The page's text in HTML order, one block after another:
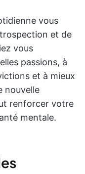
vous
et de
vous
passions, à
et à mieux
nouvelle
renforcer votre
mentale.